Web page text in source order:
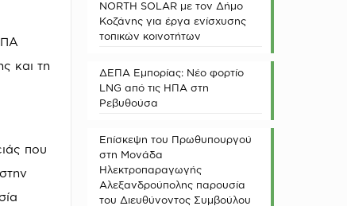
και τη
που
NORTH SOLAR με τον Δήμο
Κοζάνης για έργα ενίσχυσης
τοπικών κοινοτήτων
ΔΕΠΑ Εμπορίας: Νέο φορτίο
LNG από τις ΗΠΑ στη
Ρεβυθούσα
Επίσκεψη του Πρωθυπουργού
στη Μονάδα
Ηλεκτροπαραγωγής
Αλεξανδρούπολης παρουσία
του Διευθύνοντος Συμβούλου